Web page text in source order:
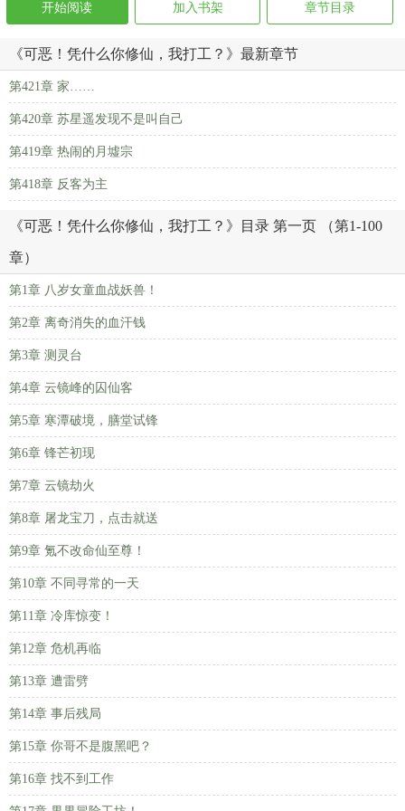
开始阅读 加入书架 章节目录
《可恶！凭什么你修仙，我打工？》最新章节
第421章 家……
第420章 苏星遥发现不是叫自己
第419章 热闹的月墟宗
第418章 反客为主
《可恶！凭什么你修仙，我打工？》目录 第一页 （第1-100
章）
第1章 八岁女童血战妖兽！
第2章 离奇消失的血汗钱
第3章 测灵台
第4章 云镜峰的囚仙客
第5章 寒潭破境，膳堂试锋
第6章 锋芒初现
第7章 云镜劫火
第8章 屠龙宝刀，点击就送
第9章 氪不改命仙至尊！
第10章 不同寻常的一天
第11章 冷库惊变！
第12章 危机再临
第13章 遭雷劈
第14章 事后残局
第15章 你哥不是腹黑吧？
第16章 找不到工作